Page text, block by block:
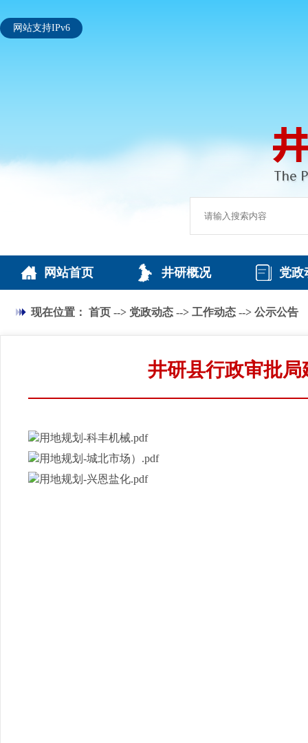
网站支持IPv6
网站首页 井研概况 党政
现在位置： 首页 --> 党政动态 --> 工作动态 --> 公示公告
井研县行政审批局
用地规划-科丰机械.pdf
用地规划-城北市场）.pdf
用地规划-兴恩盐化.pdf